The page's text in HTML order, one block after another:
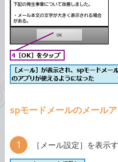
spモードメールのメール
［メール設定］を表示